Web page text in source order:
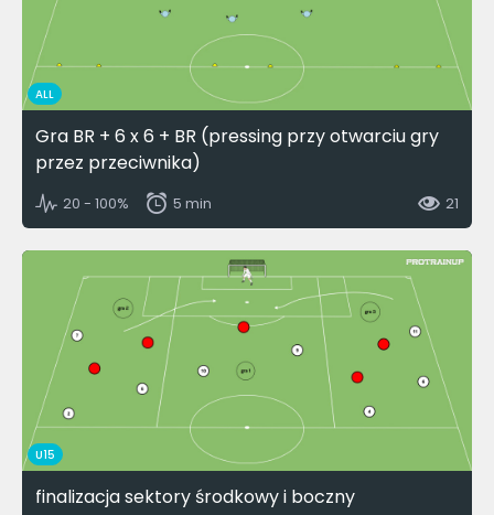
ALL
Gra BR + 6 x 6 + BR (pressing przy otwarciu gry
przez przeciwnika)
20 - 100% 5 min 21
U15
finalizacja sektory środkowy i boczny